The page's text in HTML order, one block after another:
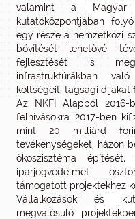
valamint a Magyar
kutatóközpontjában
egy része a nemzetközi
bővítését lehetővé
fejlesztését is
infrastruktúrákban
költségeit, tagsági díjakat
Az NKFI Alapból 2016-
felhívásokra 2017-ben
mint 20 milliárd
tevékenységeket, házon
ökoszisztéma
iparjogvédelmet
támogatott projektekhez
Vállalkozások és
megvalósuló